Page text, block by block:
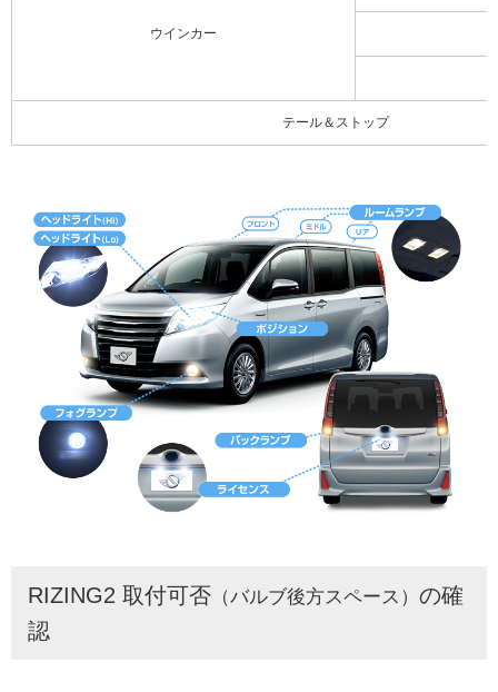
ウインカー
テール＆ストップ
RIZING2 取付可否 （バルブ後方スペース） の確
認